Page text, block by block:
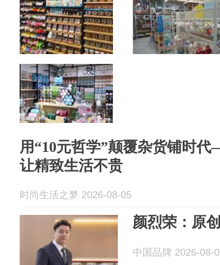
用“10元哲学”颠覆杂货铺时
让精致生活不贵
时尚生活之梦 2026-08-05
颜烈荣：原
中国品牌 2026-08-